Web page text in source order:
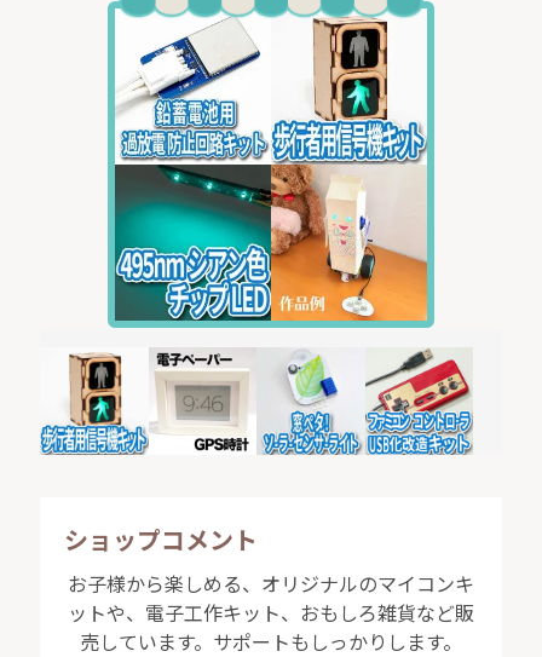
ショップコメント
お子様から楽しめる、オリジナルのマイコンキ
ットや、電子工作キット、おもしろ雑貨など販
売しています。サポートもしっかりします。